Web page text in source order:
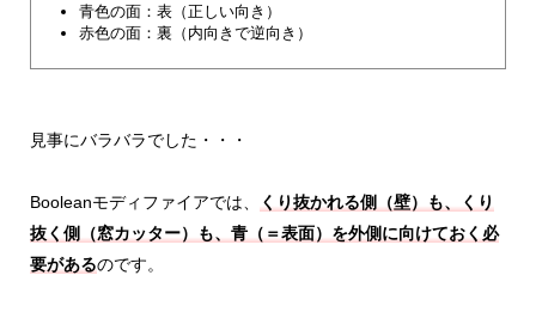
青色の面：表（正しい向き）
赤色の面：裏（内向きで逆向き）
見事にバラバラでした・・・
Booleanモディファイアでは、
くり抜かれる側（壁）も、くり
抜く側（窓カッター）も、青（＝表面）を外側に向けておく必
要があるのです。